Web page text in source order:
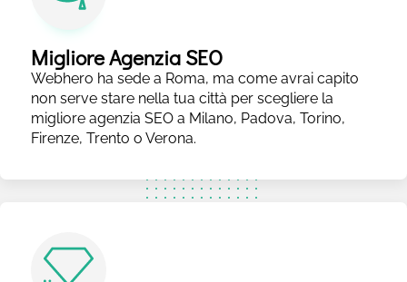
Migliore Agenzia SEO
Webhero ha sede a Roma, ma come avrai capito
non serve stare nella tua città per scegliere la
migliore agenzia SEO a Milano, Padova, Torino,
Firenze, Trento o Verona.